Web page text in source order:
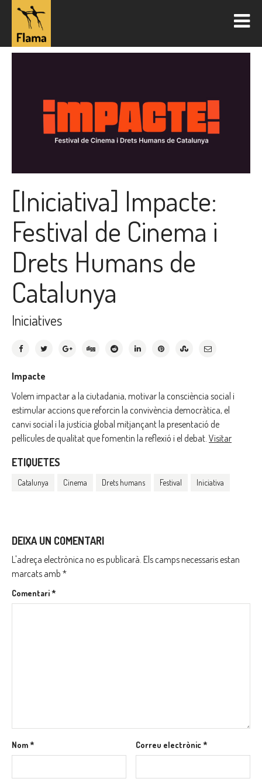
[Iniciativa] Impacte:
Festival de Cinema i
Drets Humans de
Catalunya
Iniciatives
Impacte
Volem impactar a la ciutadania, motivar la consciència social i
estimular accions que reforcin la convivència democràtica, el
canvi social i la justícia global mitjançant la presentació de
pel·lícules de qualitat que fomentin la reflexió i el debat. Visitar
ETIQUETES
Catalunya Cinema Drets humans Festival Iniciativa
DEIXA UN COMENTARI
L'adreça electrònica no es publicarà. Els camps necessaris estan
marcats amb *
Comentari*
Nom* Correu electrònic*